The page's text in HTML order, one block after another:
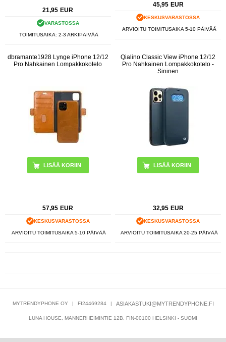
21,95 EUR
VARASTOSSA
TOIMITUSAIKA: 2-3 ARKIPÄIVÄÄ
45,95 EUR
KESKUSVARASTOSSA
ARVIOITU TOIMITUSAIKA 5-10 PÄIVÄÄ
dbramante1928 Lynge iPhone 12/12
Pro Nahkainen Lompakkokotelo
LISÄÄ KORIIN
57,95 EUR
KESKUSVARASTOSSA
ARVIOITU TOIMITUSAIKA 5-10 PÄIVÄÄ
Qialino Classic View iPhone 12/12
Pro Nahkainen Lompakkokotelo -
Sininen
32,95 EUR
KESKUSVARASTOSSA
ARVIOITU TOIMITUSAIKA 20-25 PÄIVÄÄ
MYTRENDYPHONE OY | FI24469284 | ASIAKASTUKI@MYTRENDYPHONE.FI
LUNA HOUSE, MANNERHEIMINTIE 12B, FIN-00100 HELSINKI - SUOMI